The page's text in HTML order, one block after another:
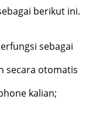
berikut ini.
sebagai
secara otomatis
kalian;